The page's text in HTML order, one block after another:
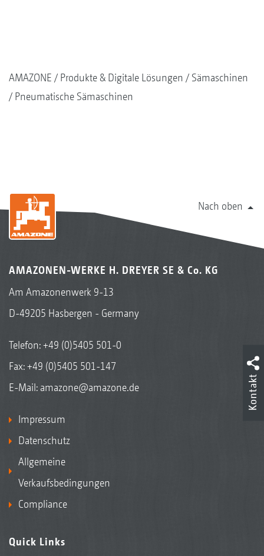
AMAZONE Produkte & Digitale Lösungen
Sämaschinen
Pneumatische Sämaschinen
Nach oben
AMAZONEN-WERKE H. DREYER SE & Co. KG
Am Amazonenwerk 9-13
D-49205 Hasbergen - Germany
Telefon:+49 (0)5405 501-0
Fax: +49 (0)5405 501-147
E-Mail: amazone@amazone.de
Impressum
Datenschutz
Allgemeine
Verkaufsbedingungen
Compliance
Quick Links
Kontakt